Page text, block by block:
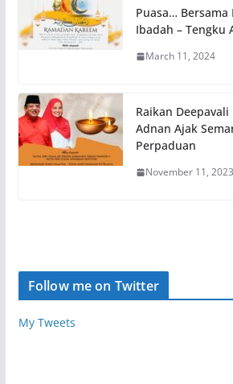
Puasa…
Ibadah – Tengku
March 11, 2024
Raikan
Adnan Ajak
Perpaduan
November 11, 2023
Follow me on Twitter
My Tweets